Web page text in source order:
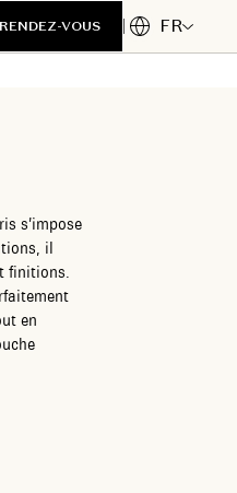
VOUS FR
s’impose
il
finitions.
en